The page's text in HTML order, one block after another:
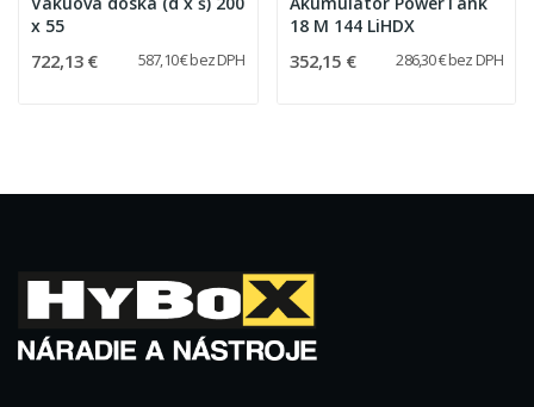
x 55
722,13 € 587,10 € bez DPH
18 M 144 LiHDX
352,15 € 286,30 € bez DPH